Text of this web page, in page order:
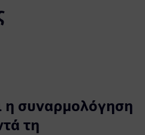
η συναρμολόγηση
τη